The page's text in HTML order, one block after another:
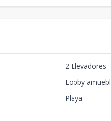
2 Elevadores
Lobby
Playa